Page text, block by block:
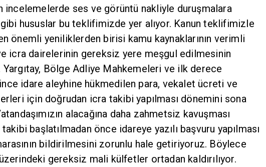
incelemelerde ses ve görüntü nakliyle duruşmalara
hususlar bu teklifimizde yer alıyor. Kanun teklifimizle
önemli yeniliklerden birisi kamu kaynaklarının verimli
icra dairelerinin gereksiz yere meşgul edilmesinin
Bölge Adliye Mahkemeleri ve ilk derece
idare aleyhine hükmedilen para, vekalet ücreti ve
için doğrudan icra takibi yapılması dönemini sona
alacağına daha zahmetsiz kavuşması
başlatılmadan önce idareye yazılı başvuru yapılması
bildirilmesini zorunlu hale getiriyoruz. Böylece
gereksiz mali külfetler ortadan kaldırılıyor.